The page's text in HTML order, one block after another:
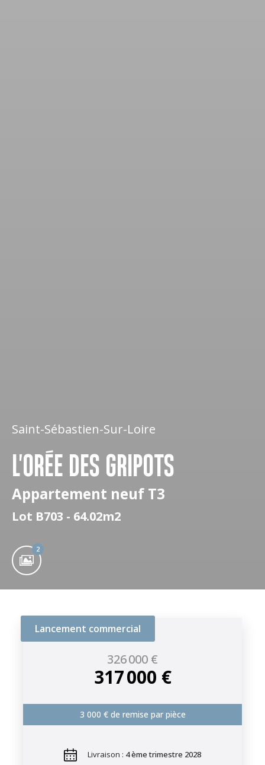
Saint-Sébastien-Sur-Loire
L'ORÉE DES GRIPOTS
Appartement neuf T3
Lot B703 - 64.02m2
2
Lancement commercial
326 000 €
317 000 €
3 000 € de remise par pièce
Livraison : 4 ème trimestre 2028